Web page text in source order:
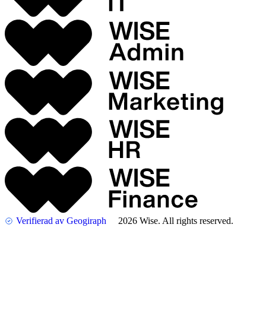
Verifierad av Geogiraph 2026 Wise. All rights reserved.